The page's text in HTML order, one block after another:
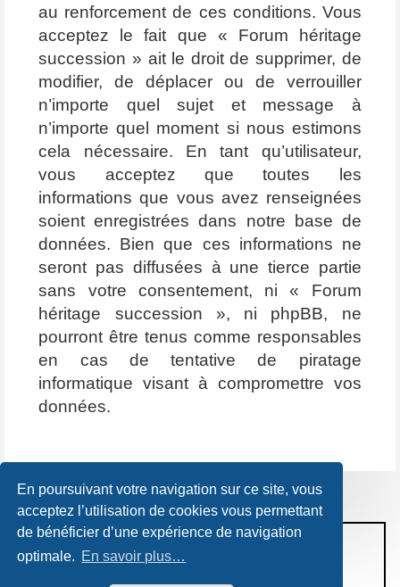
En poursuivant votre navigation sur ce site, vous
acceptez l’utilisation de cookies vous permettant
de bénéficier d’une expérience de navigation
optimale. En savoir plus…
au renforcement de ces conditions. Vous
acceptez le fait que « Forum héritage
succession » ait le droit de supprimer, de
modifier, de déplacer ou de verrouiller
n’importe quel sujet et message à
n’importe quel moment si nous estimons
cela nécessaire. En tant qu’utilisateur,
vous acceptez que toutes les
informations que vous avez renseignées
soient enregistrées dans notre base de
données. Bien que ces informations ne
seront pas diffusées à une tierce partie
sans votre consentement, ni « Forum
héritage succession », ni phpBB, ne
pourront être tenus comme responsables
en cas de tentative de piratage
informatique visant à compromettre vos
données.
CONDITIONS D’UTILISATION
POLITIQUE DE VIE PRIVÉE